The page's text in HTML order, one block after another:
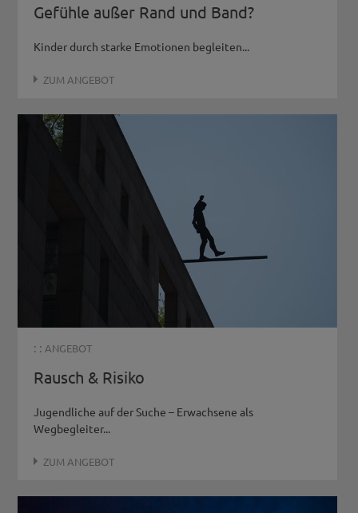
Gefühle außer Rand und Band?
Kinder durch starke Emotionen begleiten...
ZUM ANGEBOT
: : ANGEBOT
Rausch & Risiko
Jugendliche auf der Suche – Erwachsene als
Wegbegleiter...
ZUM ANGEBOT